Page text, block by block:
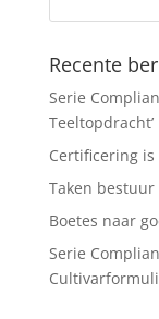
Recente
Serie
Teeltopdracht’
Certificering is
Taken bestuur
Boetes naar
Serie